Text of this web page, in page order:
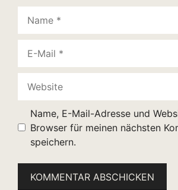
Mail
Name, E-Mail-Adresse und
Browser für meinen nächsten
speichern.